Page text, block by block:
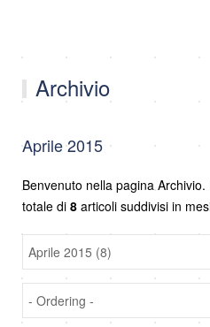
Archivio
Aprile 2015
Benvenuto nella pagina
totale di 8 articoli suddivisi in